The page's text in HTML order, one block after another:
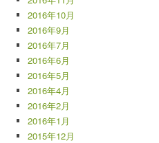
2016年10月
2016年9月
2016年7月
2016年6月
2016年5月
2016年4月
2016年2月
2016年1月
2015年12月